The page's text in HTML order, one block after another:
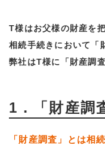
T様はお父様の財産を
相続手続きにおいて「
弊社はT様に「財産調
1．「財産調
「財産調査」とは相